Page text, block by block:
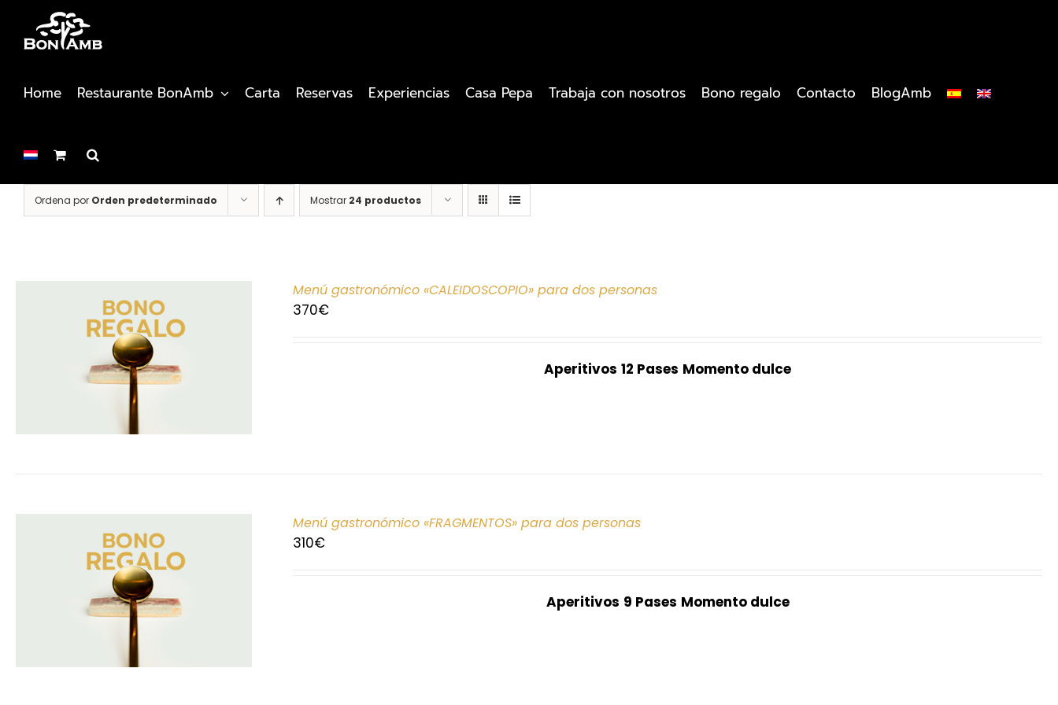
contenido
Home Restaurante BonAmb Carta Reservas Experiencias Casa Pepa Trabaja con nosotros Bono regalo Contacto BlogAmb
Ordena por Orden predeterminado Mostrar 24 productos
Menú gastronómico «CALEIDOSCOPIO» para dos personas
370€
Aperitivos 12 Pases Momento dulce
Menú gastronómico «FRAGMENTOS» para dos personas
310€
Aperitivos 9 Pases Momento dulce